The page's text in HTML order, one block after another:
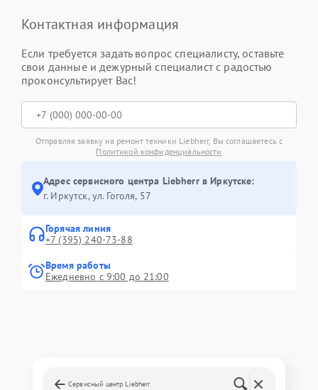
Контактная информация
Если требуется задать вопрос специалисту, оставьте
свои данные и дежурный специалист с радостью
проконсультирует Вас!
Отправляя заявку на ремонт техники Liebherr, Вы соглашаетесь с
Политикой конфиденциальности
Адрес сервисного центра Liebherr в Иркутске:
г. Иркутск, ул. ​Гоголя, 57
Горячая линия
+7 (395) 240-73-88
Время работы
Ежедневно с 9:00 до 21:00
Сервисный центр Liebherr